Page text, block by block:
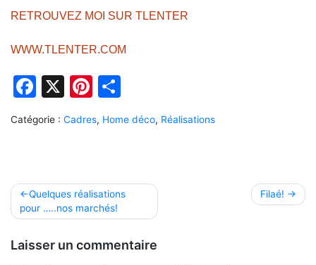
RETROUVEZ MOI SUR TLENTER
WWW.TLENTER.COM
Facebook
X Pinterest
Catégorie : Cadres, Home déco, Réalisations
Navigation
de
l’article
Quelques réalisations
pour …..nos marchés!
Filaé!
Laisser un commentaire